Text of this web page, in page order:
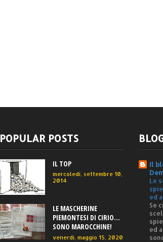
POPULAR POSTS
IL TOP
mercoledì, settembre 10,
2014
LE MASCHERINE
PIEMONTESI DI CIRIO...
SONO MAROCCHINE!
venerdì, maggio 15, 2020
Il
Le
ed
Se
ed